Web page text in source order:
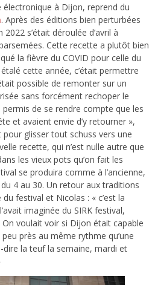
électronique à Dijon, reprend du
. Après des éditions bien perturbées
s’était déroulée d’avril à
Cette recette a plutôt bien
la fièvre du COVID pour celle du
cette année, c’était permettre
possible de remonter sur un
sans forcément rechoper le
de se rendre compte que les
et avaient envie d’y retourner »,
glisser tout schuss vers une
recette, qui n’est nulle autre que
les vieux pots qu’on fait les
se produira comme à l’ancienne,
4 au 30. Un retour aux traditions
festival et Nicolas : « c’est la
imaginée du SIRK festival,
On voulait voir si Dijon était capable
près au même rythme qu’une
dire la teuf la semaine, mardi et